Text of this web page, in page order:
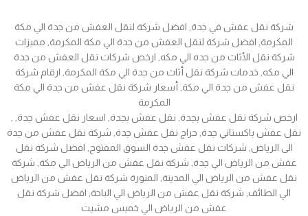
شركة نقل عفش في جدة, افضل شركة لنقل العفش من جدة الي مكة
المكرمة, افضل شركة لنقل العفش من جدة الي مكة المكرمة, مميزات
شركة نقل الأثاث من جده الي مكه, ارخص شركات نقل العفش من جدة
الي مكه, خدمات شركة نقل أثاث من جدة الي مكة المكرمة, ارقام شركة
نقل عفش من جدة الي مكة, أسعار شركة نقل عفش من جدة الي مكة
المكرمة
نقل عفش باكستاني جدة, حراج نقل عفش جدة, شركة نقل عفش من جدة
الى الرياض, شركات نقل عفش جدة السوق المفتوح, افضل شركة نقل
عفش من الرياض الي جدة, شركة نقل عفش من الرياض الي مكة, شركة
نقل عفش من الرياض الي المدينة, المنورة شركة نقل عفش من الرياض
الي الطائف, شركة نقل عفش من الرياض الي الباحة, افضل شركة نقل
عفش من الرياض الي خميس مشيت